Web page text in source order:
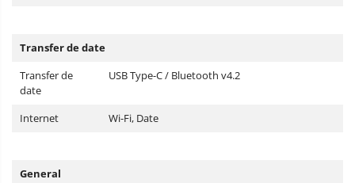
Transfer de date
Transfer de
date
USB Type-C / Bluetooth v4.2
Internet Wi-Fi, Date
General